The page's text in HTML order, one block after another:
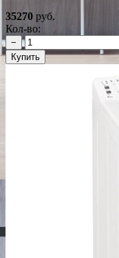
35270 руб.
Кол-во:
−
Купить